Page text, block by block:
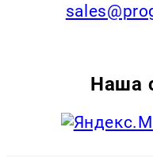
Наша